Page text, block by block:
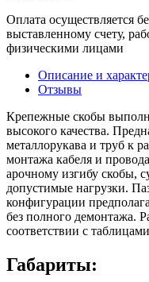
Оплата осуществляется
выставленному счету,
физическими лицами
Описание и
Отзывы
Крепежные скобы
высокого качества.
металлорукава и труб к
монтажа кабеля и
арочному изгибу скобы,
допустимые нагрузки.
конфигурации
без полного демонтажа.
соответствии с
Габариты: